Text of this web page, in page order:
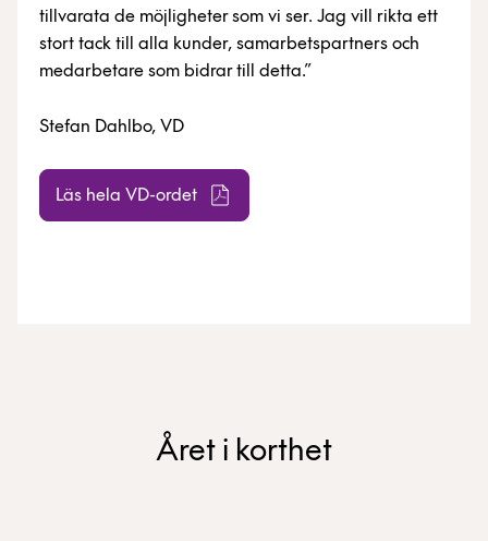
tillvarata de möjligheter som vi ser. Jag vill rikta ett
stort tack till alla kunder, samarbetspartners och
medarbetare som bidrar till detta.
Stefan Dahlbo, VD
Läs hela VD-ordet
Året i korthet